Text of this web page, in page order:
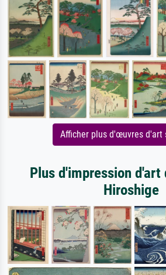
Afficher plus d'œuvres d'art
Plus d'impression d'art
Hiroshige